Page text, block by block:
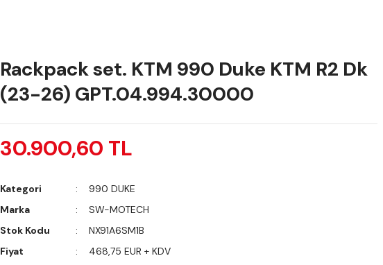
Rackpack set. KTM 990 Duke KTM R2 Dk
(23-26) GPT.04.994.30000
30.900,60 TL
Kategori
990 DUKE
Marka
SW-MOTECH
Stok Kodu
NX91A6SM1B
Fiyat
468,75 EUR + KDV